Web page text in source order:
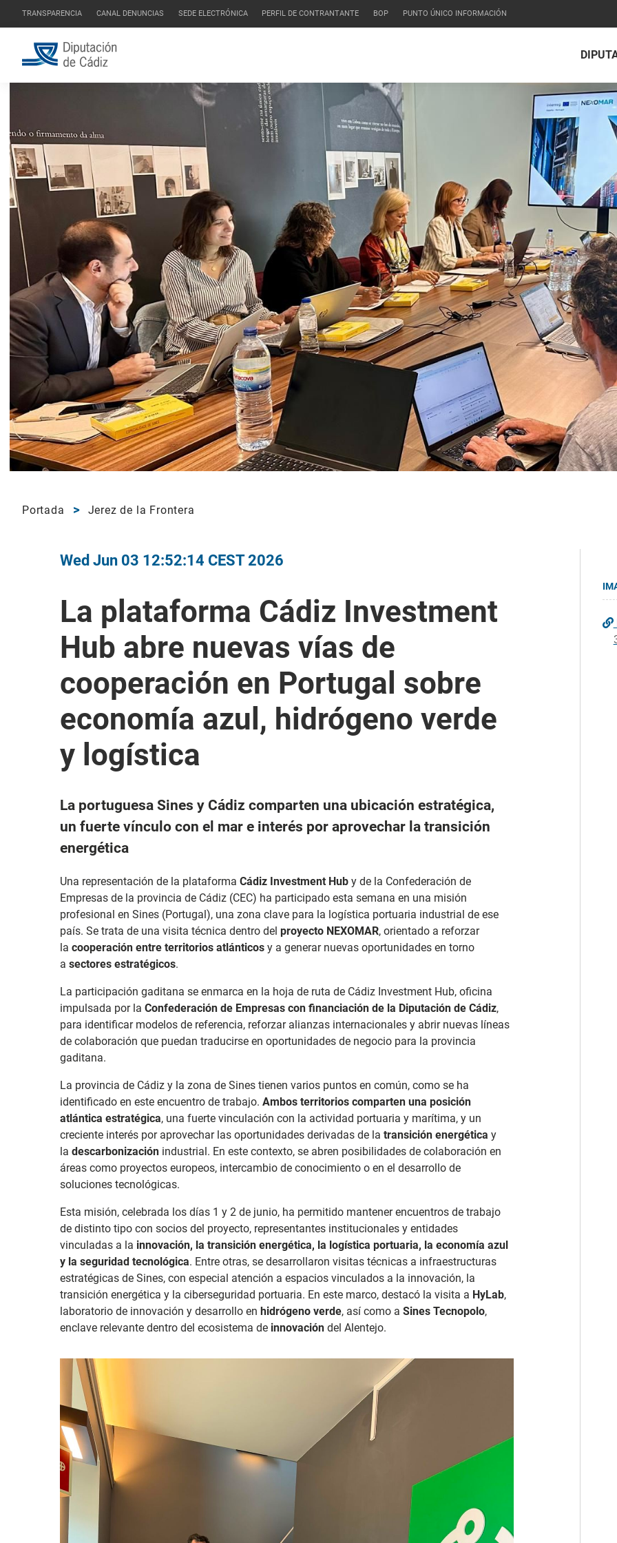
TRANSPARENCIA CANAL DENUNCIAS SEDE ELECTRÓNICA PERFIL DE CONTRANTANTE BOP PUNTO ÚNICO INFORMACIÓN
Portada Jerez de la Frontera
Wed Jun 03 12:52:14 CEST 2026
La plataforma Cádiz Investment
Hub abre nuevas vías de
cooperación en Portugal sobre
economía azul, hidrógeno verde
y logística
La portuguesa Sines y Cádiz comparten una ubicación estratégica,
un fuerte vínculo con el mar e interés por aprovechar la transición
energética
Una representación de la plataforma Cádiz Investment Hub y de la Confederación de
Empresas de la provincia de Cádiz (CEC) ha participado esta semana en una misión
profesional en Sines (Portugal), una zona clave para la logística portuaria industrial de ese
país. Se trata de una visita técnica dentro del proyecto NEXOMAR, orientado a reforzar
la cooperación entre territorios atlánticos y a generar nuevas oportunidades en torno
a sectores estratégicos.
La participación gaditana se enmarca en la hoja de ruta de Cádiz Investment Hub, oficina
impulsada por la Confederación de Empresas con financiación de la Diputación de Cádiz,
para identificar modelos de referencia, reforzar alianzas internacionales y abrir nuevas líneas
de colaboración que puedan traducirse en oportunidades de negocio para la provincia
gaditana.
La provincia de Cádiz y la zona de Sines tienen varios puntos en común, como se ha
identificado en este encuentro de trabajo. Ambos territorios comparten una posición
atlántica estratégica, una fuerte vinculación con la actividad portuaria y marítima, y un
creciente interés por aprovechar las oportunidades derivadas de la transición energética y
la descarbonización industrial. En este contexto, se abren posibilidades de colaboración en
áreas como proyectos europeos, intercambio de conocimiento o en el desarrollo de
soluciones tecnológicas.
Esta misión, celebrada los días 1 y 2 de junio, ha permitido mantener encuentros de trabajo
de distinto tipo con socios del proyecto, representantes institucionales y entidades
vinculadas a la innovación, la transición energética, la logística portuaria, la economía azul
y la seguridad tecnológica. Entre otras, se desarrollaron visitas técnicas a infraestructuras
estratégicas de Sines, con especial atención a espacios vinculados a la innovación, la
transición energética y la ciberseguridad portuaria. En este marco, destacó la visita a HyLab,
laboratorio de innovación y desarrollo en hidrógeno verde, así como a Sines Tecnopolo,
enclave relevante dentro del ecosistema de innovación del Alentejo.